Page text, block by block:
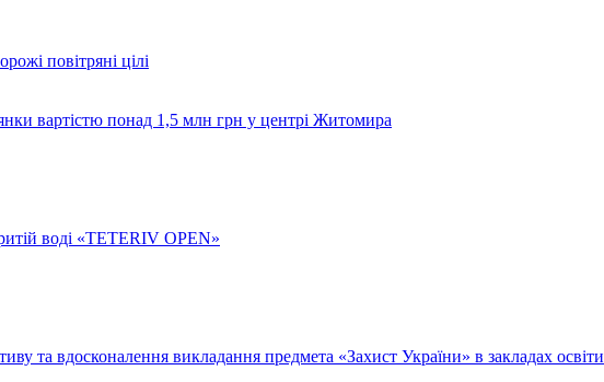
повітряні цілі
вартістю понад 1,5 млн грн у центрі Житомира
воді «TETERIV OPEN»
та вдосконалення викладання предмета «Захист України» в закладах освіти